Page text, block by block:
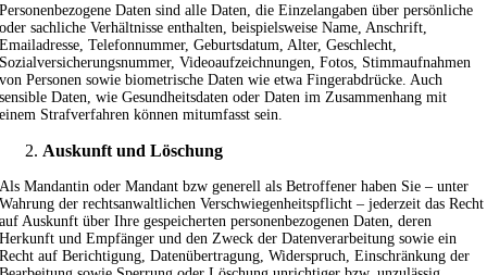
Personenbezogene Daten sind alle Daten, die Einzelangaben über persönliche
oder sachliche Verhältnisse enthalten, beispielsweise Name, Anschrift,
Emailadresse, Telefonnummer, Geburtsdatum, Alter, Geschlecht,
Sozialversicherungsnummer, Videoaufzeichnungen, Fotos, Stimmaufnahmen
von Personen sowie biometrische Daten wie etwa Fingerabdrücke. Auch
sensible Daten, wie Gesundheitsdaten oder Daten im Zusammenhang mit
einem Strafverfahren können mitumfasst sein.
Auskunft und Löschung
Als Mandantin oder Mandant bzw generell als Betroffener haben Sie – unter
Wahrung der rechtsanwaltlichen Verschwiegenheitspflicht – jederzeit das Recht
auf Auskunft über Ihre gespeicherten personenbezogenen Daten, deren
Herkunft und Empfänger und den Zweck der Datenverarbeitung sowie ein
Recht auf Berichtigung, Datenübertragung, Widerspruch, Einschränkung der